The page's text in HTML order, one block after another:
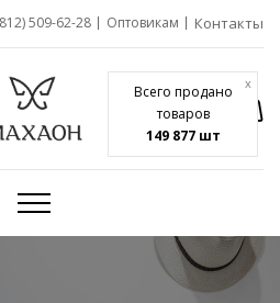
Всего продано
товаров
149 877 шт
x
509-62-28 Оптовикам Контакты